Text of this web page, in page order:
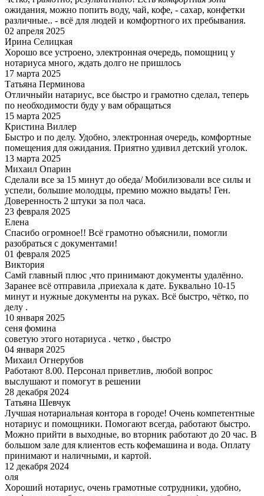
ожидания, можно попить воду, чай, кофе, - сахар, конфетки
различные.. - всё для людей и комфортного их пребывания.
02 апреля 2025
Ирина Селицкая
Хорошо все устроено, электронная очередь, помощниц у
нотариуса много, ждать долго не пришлось
17 марта 2025
Татьяна Перминова
Отличныйи натариус, все быстро и грамотно сделал, теперь
по необходимости буду у вам обращаться
15 марта 2025
Кристина Виллер
Быстро и по делу. Удобно, электронная очередь, комфортные
помещения для ожидания. Приятно удивил детский уголок.
13 марта 2025
Михаил Опарин
Сделали все за 15 минут до обеда/ Мобилизовали все силы и
успели, большие молодцы, премию можно выдать! Ген.
Доверенность 2 штуки за пол часа.
23 февраля 2025
Елена
Спасибо огромное!! Всё грамотно объяснили, помогли
разобраться с документами!
01 февраля 2025
Виктория
Самй главный плюс ,что принимают документы удалённо.
Заранее всё отправила ,приехала к дате. Буквально 10-15
минут и нужные документы на руках. Всё быстро, чётко, по
делу .
10 января 2025
сеня фомина
советую этого нотариуса . четко , быстро
04 января 2025
Михаил Огнерубов
Работают 8.00. Персонал приветлив, любой вопрос
выслушают и помогут в решении
28 декабря 2024
Татьяна Шевчук
Лучшая нотариальная контора в городе! Очень компетентные
нотариус и помощники. Помогают всегда, работают быстро.
Можно прийти в выходные, во вторник работают до 20 час. В
большом зале для клиентов есть кофемашина и вода. Оплату
принимают и наличными, и картой.
12 декабря 2024
оля
Хороший нотариус, очень грамотные сотрудники, удобно,